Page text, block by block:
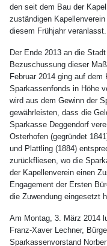
den seit dem Bau der
zuständigen
diesem Frühjahr veranlasst.
Der Ende 2013 an die
Bezuschussung dieser
Februar 2014 ging auf
Sparkassenfonds in Höhe
wird aus dem Gewinn der
gewährleisten, dass die
Sparkasse Deggendorf
Osterhofen (gegründet
und Plattling (1884)
zurückfliesen, wo die
der Kapellenverein einen
Engagement der Ersten
die Zuwendung eingesetzt
Am Montag, 3. März 2014
Franz-Xaver Lechner,
Sparkassenvorstand